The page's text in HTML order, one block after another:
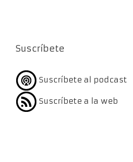
Suscríbete
Suscríbete al podcast
Suscríbete a la web